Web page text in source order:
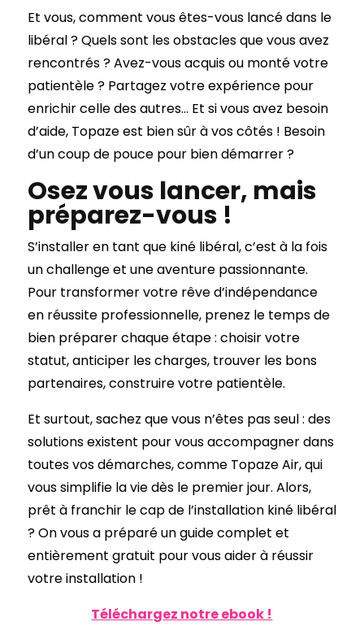
Et vous, comment vous êtes-vous lancé dans le
libéral ? Quels sont les obstacles que vous avez
rencontrés ? Avez-vous acquis ou monté votre
patientèle ? Partagez votre expérience pour
enrichir celle des autres… Et si vous avez besoin
d’aide, Topaze est bien sûr à vos côtés ! Besoin
d’un coup de pouce pour bien démarrer ?
Osez vous lancer, mais
préparez-vous !
S’installer en tant que kiné libéral, c’est à la fois
un challenge et une aventure passionnante.
Pour transformer votre rêve d’indépendance
en réussite professionnelle, prenez le temps de
bien préparer chaque étape : choisir votre
statut, anticiper les charges, trouver les bons
partenaires, construire votre patientèle.
Et surtout, sachez que vous n’êtes pas seul : des
solutions existent pour vous accompagner dans
toutes vos démarches, comme Topaze Air, qui
vous simplifie la vie dès le premier jour. Alors,
prêt à franchir le cap de l’installation kiné libéral
? On vous a préparé un guide complet et
entièrement gratuit pour vous aider à réussir
votre installation !
Téléchargez notre ebook !